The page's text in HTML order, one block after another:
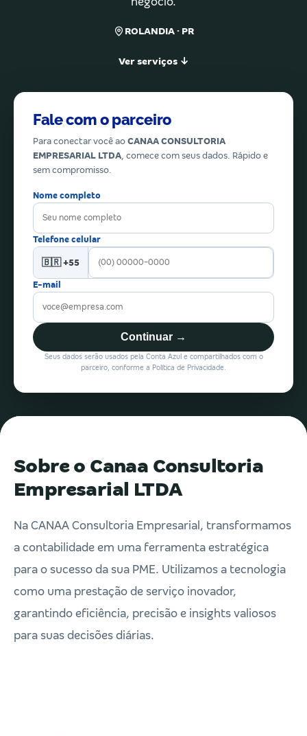
ROLANDIA · PR
Ver serviços ↓
Fale com o parceiro
Para conectar você ao CANAA CONSULTORIA
EMPRESARIAL LTDA, comece com seus dados. Rápido e
sem compromisso.
Nome completo
Telefone celular
🇧🇷 +55
E-mail
Continuar →
Seus dados serão usados pela Conta Azul e compartilhados com o
parceiro, conforme a Política de Privacidade.
Sobre o Canaa Consultoria
Empresarial LTDA
Na CANAA Consultoria Empresarial, transformamos
a contabilidade em uma ferramenta estratégica
para o sucesso da sua PME. Utilizamos a tecnologia
como uma prestação de serviço inovador,
garantindo eficiência, precisão e insights valiosos
para suas decisões diárias.